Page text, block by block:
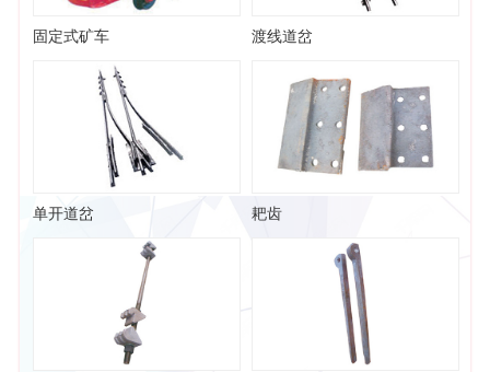
固定式矿车 渡线道岔
单开道岔 耙齿